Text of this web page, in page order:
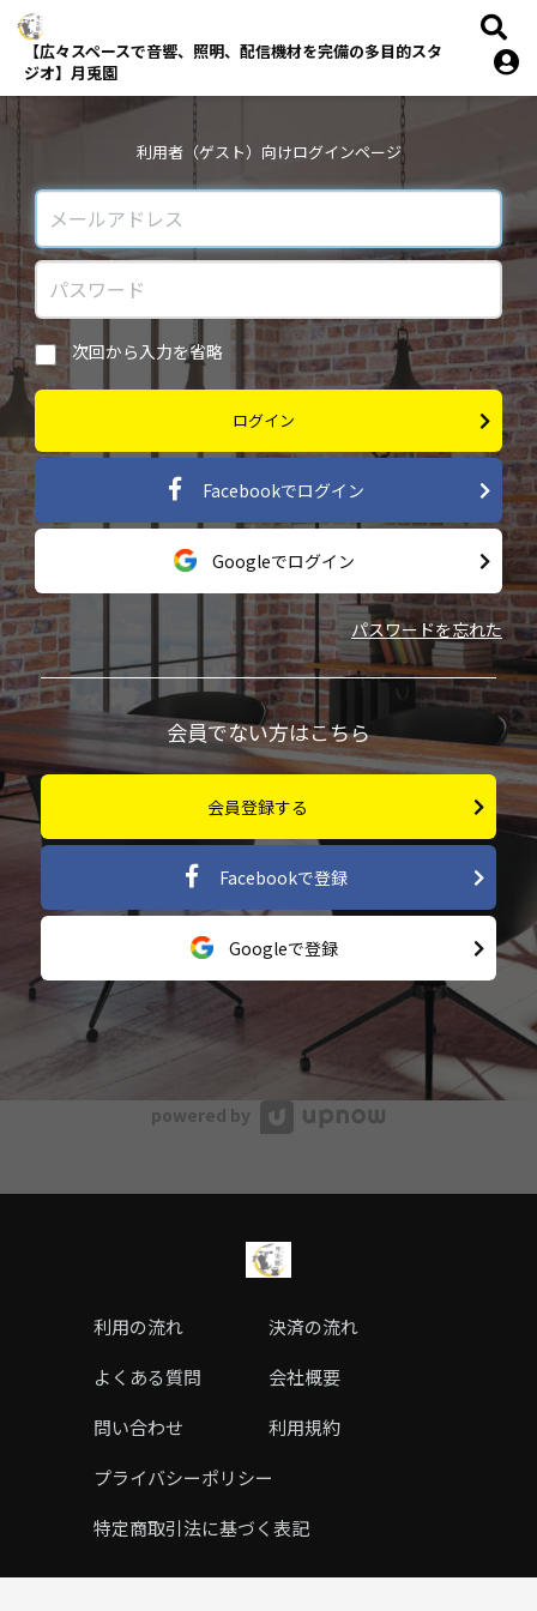
【広々スペースで音響、照明、配信機材を完備の多目的スタ
ジオ】月兎園
利用者（ゲスト）向けログインページ
次回から入力を省略
ログイン
Facebookでログイン
Googleでログイン
パスワードを忘れた
会員でない方はこちら
会員登録する
Facebookで登録
Googleで登録
powered by
利用の流れ
決済の流れ
よくある質問
会社概要
問い合わせ
利用規約
プライバシーポリシー
特定商取引法に基づく表記